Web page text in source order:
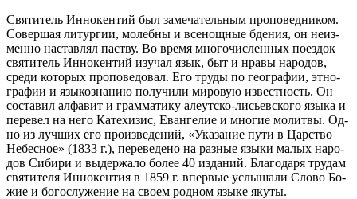
Свя­ти­тель Ин­но­кен­тий был за­ме­ча­тель­ным про­по­вед­ни­ком.
Со­вер­шая ли­тур­гии, мо­леб­ны и все­нощ­ные бде­ния, он неиз­
мен­но на­став­лял паст­ву. Во вре­мя мно­го­чис­лен­ных по­ез­док
свя­ти­тель Ин­но­кен­тий изу­чал язык, быт и нра­вы на­ро­дов,
сре­ди ко­то­рых про­по­ве­до­вал. Его тру­ды по гео­гра­фии, эт­но­
гра­фии и язы­ко­зна­нию по­лу­чи­ли ми­ро­вую из­вест­ность. Он
со­ста­вил ал­фа­вит и грам­ма­ти­ку але­ут­ско-ли­сьев­ско­го язы­ка и
пе­ре­вел на него Ка­те­хи­зис, Еван­ге­лие и мно­гие мо­лит­вы. Од­
но из луч­ших его про­из­ве­де­ний, «Ука­за­ние пу­ти в Цар­ство
Небес­ное» (1833 г.), пе­ре­ве­де­но на раз­ные язы­ки ма­лых на­ро­
дов Си­би­ри и вы­дер­жа­ло бо­лее 40 из­да­ний. Бла­го­да­ря тру­дам
свя­ти­те­ля Ин­но­кен­тия в 1859 г. впер­вые услы­ша­ли Сло­во Бо­
жие и бо­го­слу­же­ние на сво­ем род­ном язы­ке яку­ты.